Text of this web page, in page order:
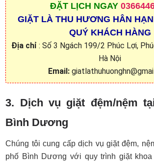
ĐẶT LỊCH NGAY
GIẶT LÀ THU HƯƠNG HÂN
QUÝ KHÁCH HÀNG
Địa chỉ : Số 3 Ngách 199/2 Phúc Lợi,
Hà Nội
Email:
3. Dịch vụ giặt đệm/nệm
Bình Dương
Chúng tôi cung cấp dịch vụ giặt đệm,
phố Bình Dương với quy trình giặt